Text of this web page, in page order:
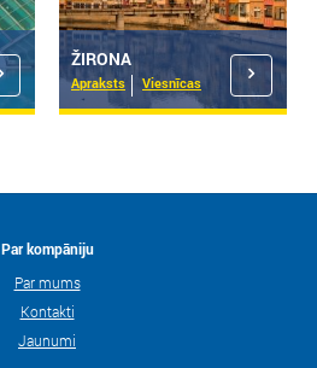
ŽIRONA
Apraksts Viesnīcas
Par kompāniju
Par mums
Kontakti
Jaunumi